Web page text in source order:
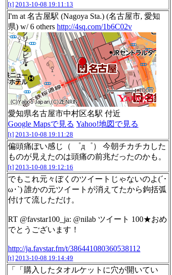
[t] 2013-10-08 19:11:13
I'm at 名古屋駅 (Nagoya Sta.) (名古屋市, 愛知
県) w/ 6 others http://4sq.com/1b6C02v
愛知県名古屋市中村区名駅 付近
Google Mapsで見る Yahoo!地図で見る
[t] 2013-10-08 19:11:28
偏頭痛ぽい感じ（ ゜д゜） 今朝チカチカした
ものが見えたのは頭痛の前兆だったのかも。
[t] 2013-10-08 19:12:16
でもこれ元々ぼくのツイートじゃないのよ(´･
ω･`) 誰かの元ツイートが消えてたから鉤括弧
付けて流しただけ。
RT @favstar100_ja: @nilab ツイート 100★おめ
でとうございます！
http://ja.favstar.fm/t/386441080360538112
[t] 2013-10-08 19:14:49
「「購入したタオルケットに穴が開いてい